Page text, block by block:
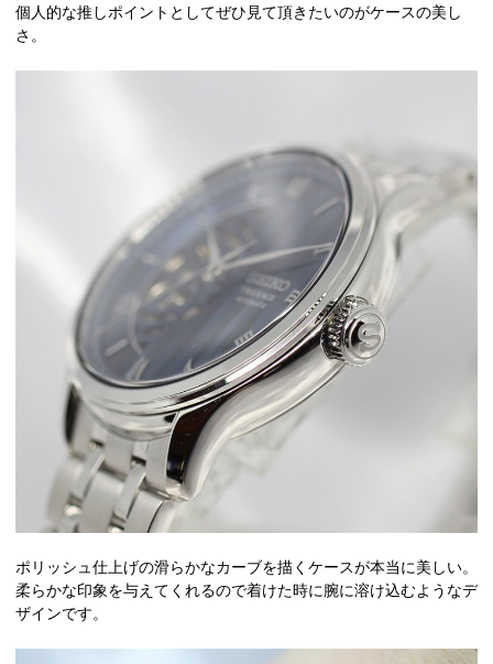
個人的な推しポイントとしてぜひ見て頂きたいのがケースの美し
さ。
ポリッシュ仕上げの滑らかなカーブを描くケースが本当に美しい。
柔らかな印象を与えてくれるので着けた時に腕に溶け込むようなデ
ザインです。